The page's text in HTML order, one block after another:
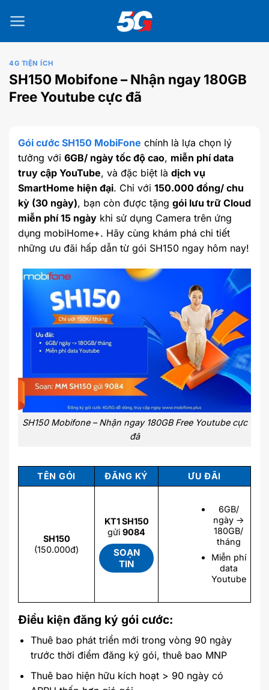
qua
4G TIỆN ÍCH
SH150 Mobifone – Nhận ngay 180GB
Free Youtube cực đã
Gói cước SH150 MobiFone chính là lựa chọn lý
tưởng với 6GB/ ngày tốc độ cao, miễn phí data
truy cập YouTube, và đặc biệt là dịch vụ
SmartHome hiện đại. Chỉ với 150.000 đồng/ chu
kỳ (30 ngày), bạn còn được tặng gói lưu trữ Cloud
miễn phí 15 ngày khi sử dụng Camera trên ứng
dụng mobiHome+. Hãy cùng khám phá chi tiết
những ưu đãi hấp dẫn từ gói SH150 ngay hôm nay!
SH150 Mobifone – Nhận ngay 180GB Free Youtube cực
đã
TÊN GÓI ĐĂNG KÝ ƯU ĐÃI
SH150
(150.000đ)
KT1 SH150
gửi 9084
SOẠN
TIN
6GB/
ngày ->
180GB/
tháng
Miễn phí
data
Youtube
Điều kiện đăng ký gói cước:
Thuê bao phát triển mới trong vòng 90 ngày
trước thời điểm đăng ký gói, thuê bao MNP
Thuê bao hiện hữu kích hoạt > 90 ngày có